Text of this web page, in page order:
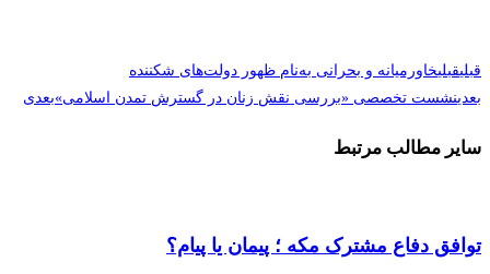
قبلیقبلیخاورمیانه و بحرانی به‌نام ظهور دولت‌های شکننده
بعدینشست تخصصی «بررسی نقش زنان در گسترش تمدن اسلامی»بعدی
سایر مطالب مرتبط
توافق دفاع مشترک مکه ؛ پیمان یا پیام؟